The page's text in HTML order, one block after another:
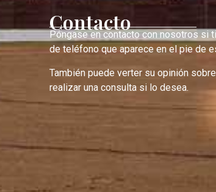
Contacto
Póngase en contacto con nosotros si
de teléfono que aparece en el pie de
También puede verter su opinión
realizar una consulta si lo desea.